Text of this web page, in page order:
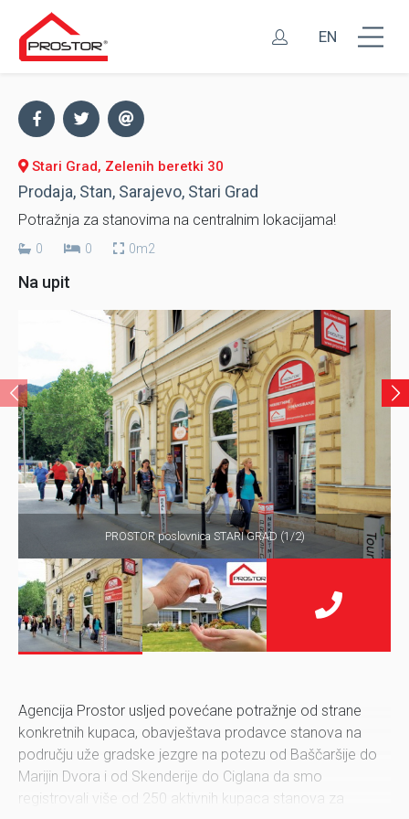
EN
Stari Grad, Zelenih beretki 30
Prodaja, Stan, Sarajevo, Stari Grad
Potražnja za stanovima na centralnim lokacijama!
0 0 0m2
Na upit
PROSTOR poslovnica STARI GRAD (1/2)
Agencija Prostor usljed povećane potražnje od strane
konkretnih kupaca, obavještava prodavce stanova na
području uže gradske jezgre na potezu od Baščaršije do
Marijin Dvora i od Skenderije do Ciglana da smo
registrovali više od 250 aktivnih kupaca stanova za